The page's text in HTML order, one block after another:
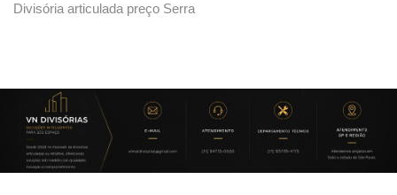
Divisória articulada preço Serra